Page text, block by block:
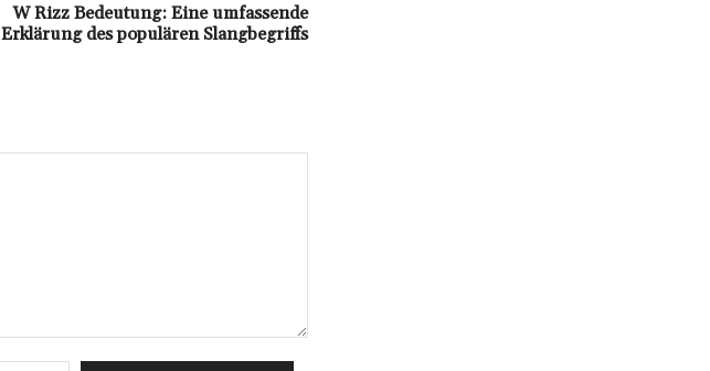
W Rizz Bedeutung: Eine umfassende
Erklärung des populären Slangbegriffs